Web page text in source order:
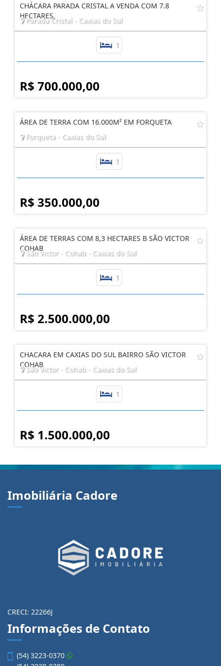
CHÁCARA PARADA CRISTAL A VENDA COM 7.8
HECTARES,
Parada Cristal - Caxias do Sul
1
R$ 700.000,00
ÁREA DE TERRA COM 16.000M² EM FORQUETA
Forqueta - Caxias do Sul
1
R$ 350.000,00
ÁREA DE TERRAS COM 8,3 HECTARES B SÃO VICTOR
COHAB
São Victor - Cohab - Caxias do Sul
1
R$ 2.500.000,00
CHACARA EM CAXIAS DO SUL BAIRRO SÃO VICTOR
COHAB
São Victor - Cohab - Caxias do Sul
1
R$ 1.500.000,00
Imobiliária Cadore
CRECI: 22266J
Informações de Contato
(54) 3223-0370